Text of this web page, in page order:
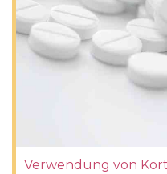
Verwendung von